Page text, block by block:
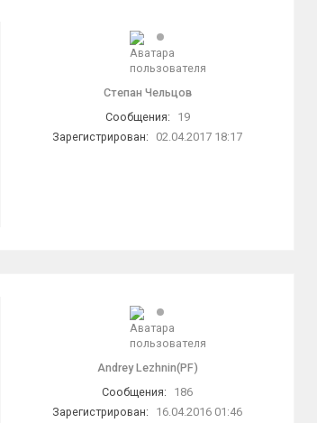
Степан Чельцов
Сообщения:
19
Зарегистрирован:
02.04.2017 18:17
Andrey Lezhnin(PF)
Сообщения:
186
Зарегистрирован:
16.04.2016 01:46